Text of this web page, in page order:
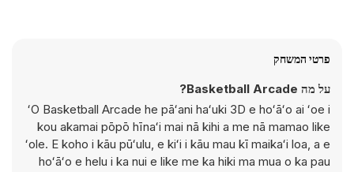
פרטי המשחק
על מה Basketball Arcade?
ʻO Basketball Arcade he pāʻani haʻuki 3D e hoʻāʻo ai ʻoe i
kou akamai pōpō hīnaʻi mai nā kihi a me nā mamao like
ʻole. E koho i kāu pūʻulu, e kiʻi i kāu mau kī maikaʻi loa, a e
hoʻāʻo e helu i ka nui e like me ka hiki ma mua o ka pau